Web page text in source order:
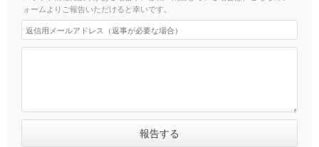
ォームよりご報告いただけると幸いです。